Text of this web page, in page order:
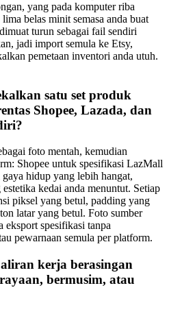
yang pada komputer riba
belas minit semasa anda buat
turun sebagai fail sendiri
jadi import semula ke Etsy,
pemetaan inventori anda utuh.
satu set produk
Shopee, Lazada, dan
foto mentah, kemudian
Shopee untuk spesifikasi LazMall
hidup yang lebih hangat,
kedai anda menuntut. Setiap
piksel yang betul, padding yang
latar yang betul. Foto sumber
eksport spesifikasi tanpa
pewarnaan semula per platform.
kerja berasingan
bermusim, atau